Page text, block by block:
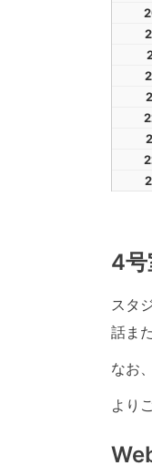
4
スタ
話ま
なお
より